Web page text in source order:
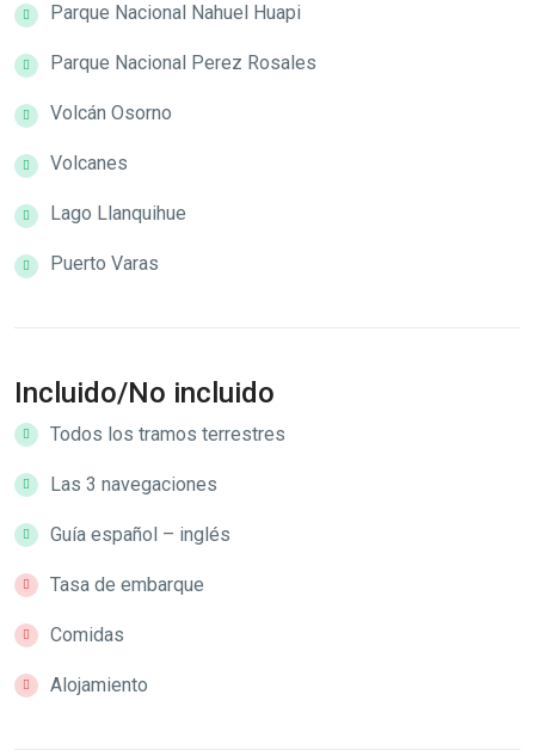
Parque Nacional Nahuel Huapi
Parque Nacional Perez Rosales
Volcán Osorno
Volcanes
Lago Llanquihue
Puerto Varas
Incluido/No incluido
Todos los tramos terrestres
Las 3 navegaciones
Guía español – inglés
Tasa de embarque
Comidas
Alojamiento